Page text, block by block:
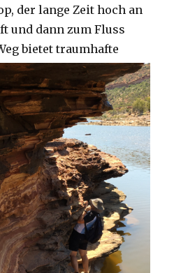
der lange Zeit hoch an
und dann zum Fluss
bietet traumhafte